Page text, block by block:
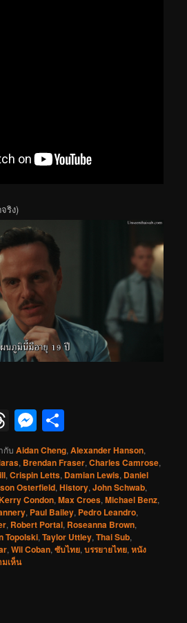
ริง)
Threads
Messenger
กับ Aidan Cheng,Alexander Hanson,
, Brendan Fraser,Charles Camrose,
,Crispin Letts, Damian Lewis, Daniel
Osterfield,History,John Schwab,
Condon,Max Croes,Michael Benz,
, Paul Bailey, Pedro Leandro,
, Robert Portal, Roseanna Brown,
Topolski,Taylor Uttley,Thai Sub,
,Wil Coban,ซับไทย,บรรยายไทย,หนัง
เห็น